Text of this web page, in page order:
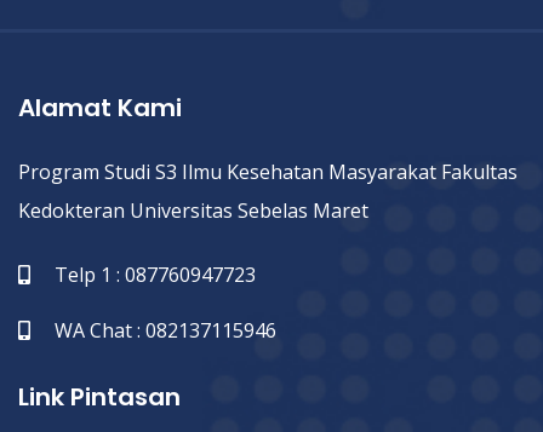
Alamat Kami
Program Studi S3 Ilmu Kesehatan Masyarakat Fakultas
Kedokteran Universitas Sebelas Maret
Telp 1 : 087760947723
WA Chat : 082137115946
Link Pintasan